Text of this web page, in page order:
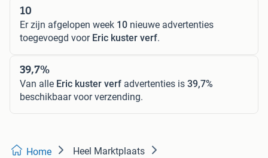
10
Er zijn afgelopen week 10 nieuwe advertenties
toegevoegd voor Eric kuster verf.
39,7%
Van alle Eric kuster verf advertenties is 39,7%
beschikbaar voor verzending.
Home Heel Marktplaats